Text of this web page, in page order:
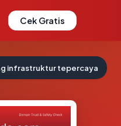
Cek Gratis
infrastruktur tepercaya